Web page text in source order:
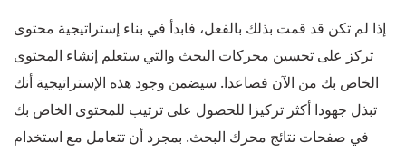
إذا لم تكن قد قمت بذلك بالفعل، فابدأ في بناء إستراتيجية محتوى
تركز على تحسين محركات البحث والتي ستعلم إنشاء المحتوى
الخاص بك من الآن فصاعدا. سيضمن وجود هذه الإستراتيجية أنك
تبذل جهودا أكثر تركيزا للحصول على ترتيب للمحتوى الخاص بك
في صفحات نتائج محرك البحث. بمجرد أن تتعامل مع استخدام